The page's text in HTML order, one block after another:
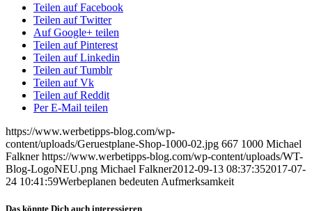
Teilen auf Facebook
Teilen auf Twitter
Auf Google+ teilen
Teilen auf Pinterest
Teilen auf Linkedin
Teilen auf Tumblr
Teilen auf Vk
Teilen auf Reddit
Per E-Mail teilen
https://www.werbetipps-blog.com/wp-
content/uploads/Geruestplane-Shop-1000-02.jpg 667 1000 Michael
Falkner https://www.werbetipps-blog.com/wp-content/uploads/WT-
Blog-LogoNEU.png Michael Falkner2012-09-13 08:37:352017-07-
24 10:41:59Werbeplanen bedeuten Aufmerksamkeit
Das könnte Dich auch interessieren